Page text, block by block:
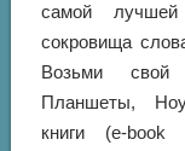
самой
сокровища
Возьми
Планшеты,
книги (e-book